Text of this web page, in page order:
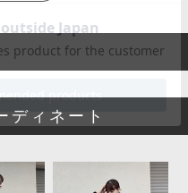
ディネート